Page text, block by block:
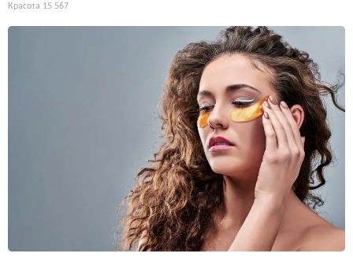
Красота 15 567